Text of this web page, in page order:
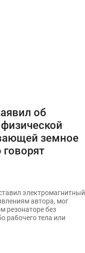
об
земное
электромагнитный
автора, мог
резонаторе без
рабочего тела или